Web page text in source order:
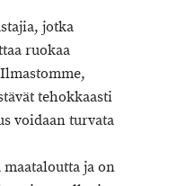
jotka
ruokaa
tehokkaasti
voidaan turvata
ja on